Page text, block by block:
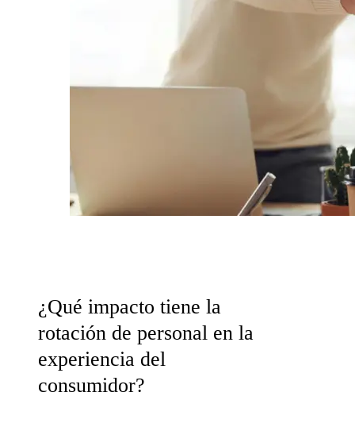
¿Qué impacto tiene la
rotación de personal en la
experiencia del
consumidor?